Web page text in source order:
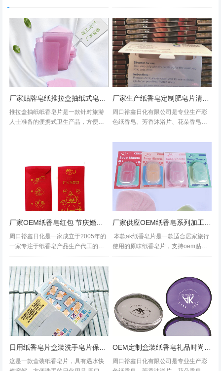
推拉盒抽纸纸香皂片是一款针对旅游
人士准备的便携式卫生产品，方便商
周口裕鑫日化有限公司是专业生产彩
色纸香皂、芳香沐浴片、花朵香皂、
的产品采用植物香料、护肤原料、表
面活性剂，中性配方，纤维，遇水完
全溶解，是新一代的绿色产品。本公
司生产的...
厂家OEM纸香皂红包 节庆婚庆用纸香皂红包
周口裕鑫日化是一家成立于2005年的
一家专注于纸香皂产品生产代工的日
香皂卷、纸香皂花、纸香皂洗衣片等
系列产品，此类产品具有携带方便、
艺术文化性，深受消费者喜爱，目前
积累...
厂家供应OEM纸香皂系列加工定制时尚皂纸
本款ak纸香皂片是一款适合居家旅行
使用的原味纸香皂片，支持oem贴牌
士，也适用家庭、学校、机场、高
铁、宾馆、酒店等公众场所，欢...
这是一款盒装纸香皂片，具有遇水快
周口裕鑫日化有限公司是专业生产彩